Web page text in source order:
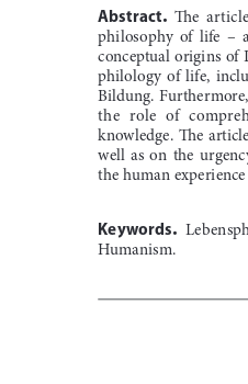
Abstract.
The
philosophy  of  life  –
conceptual  origins  of
philology  of  life,
Bildung.
the  role  of
knowledge.  The
well  as  on  the
the human
Keywords
Humanism.